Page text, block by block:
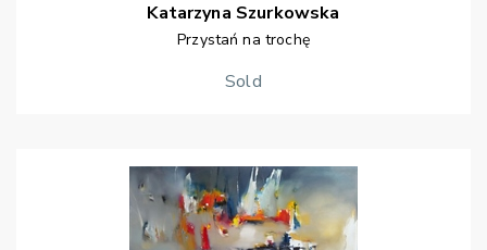
Katarzyna Szurkowska
Przystań na trochę
Sold